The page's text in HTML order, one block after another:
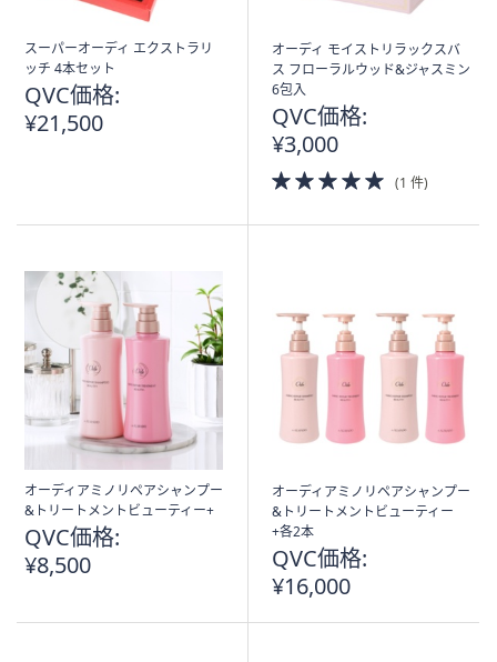
スーパーオーディ エクストラリ
ッチ 4本セット
QVC価格:
¥21,500
オーディ モイストリラックスバ
ス フローラルウッド&ジャスミン
6包入
QVC価格:
¥3,000
5.0
of
(1 件)
オーディアミノリペアシャンプー
&トリートメントビューティー+
QVC価格:
¥8,500
オーディアミノリペアシャンプー
&トリートメントビューティー
+各2本
QVC価格:
¥16,000